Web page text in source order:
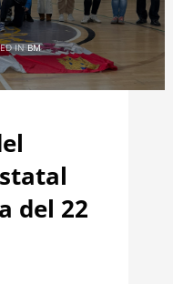
INBM
del 22